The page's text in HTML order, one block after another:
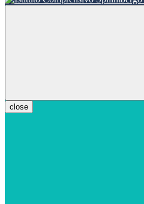
close